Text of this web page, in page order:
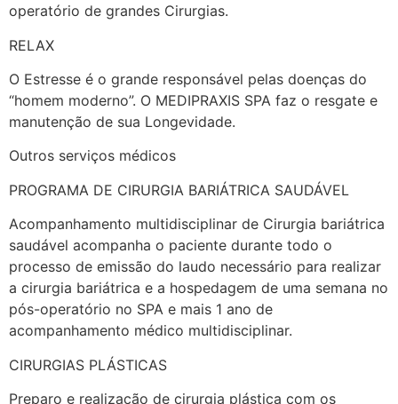
operatório de grandes Cirurgias.
RELAX
O Estresse é o grande responsável pelas doenças do
“homem moderno”. O MEDIPRAXIS SPA faz o resgate e
manutenção de sua Longevidade.
Outros serviços médicos
PROGRAMA DE CIRURGIA BARIÁTRICA SAUDÁVEL
Acompanhamento multidisciplinar de Cirurgia bariátrica
saudável acompanha o paciente durante todo o
processo de emissão do laudo necessário para realizar
a cirurgia bariátrica e a hospedagem de uma semana no
pós-operatório no SPA e mais 1 ano de
acompanhamento médico multidisciplinar.
CIRURGIAS PLÁSTICAS
Preparo e realização de cirurgia plástica com os